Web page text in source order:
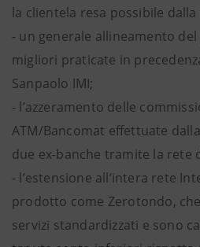
la clientela resa possibile
- un generale allineamento
migliori praticate in
Sanpaolo IMI;
- l’azzeramento delle
ATM/Bancomat effettuate
due ex-banche tramite la rete
- l’estensione all’intera rete
prodotto come Zerotondo,
servizi standardizzati e sono